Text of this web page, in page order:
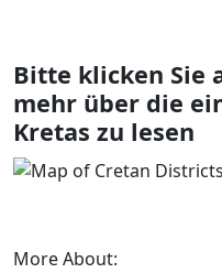
Bitte klicken Sie
mehr über die
Kretas zu lesen
More About: